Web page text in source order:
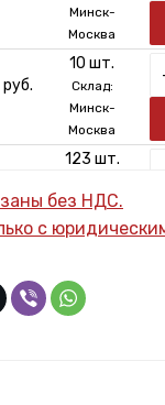
Минск-
Москва
10 шт.
Склад:
Минск-
Москва
123 шт.
Минск-
Москва
руб.
Минск-
Москва
без НДС.
с